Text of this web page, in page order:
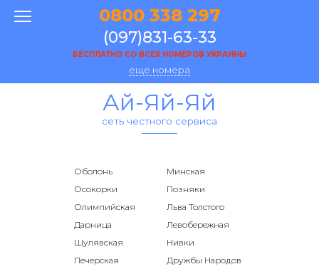
0800 338 297
(097)831-63-33
БЕСПЛАТНО СО ВСЕХ НОМЕРОВ УКРАИНЫ
еще номера
Ай-Яй-Яй
сеть честного сервиса
Оболонь
Минская
Осокорки
Позняки
Олимпийская
Льва Толстого
Дарница
Левобережная
Шулявская
Нивки
Печерская
Дружбы Народов